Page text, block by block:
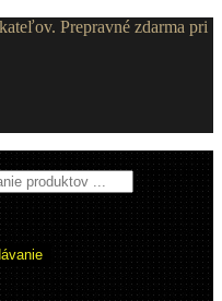
Prepravné zdarma pri